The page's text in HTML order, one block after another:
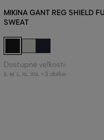
MIKINA GANT REG SHIELD
SWEAT
Dostupné veľkosti:
S M L XL XXL +3 ďalšie